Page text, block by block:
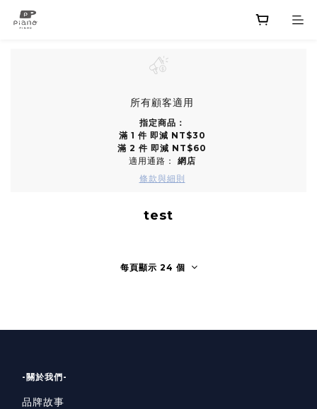
所有顧客適用
指定商品：
滿 1 件 即減 NT$30
滿 2 件 即減 NT$60
適用通路： 網店
條款與細則
test
每頁顯示 24 個
-關於我們-
品牌故事